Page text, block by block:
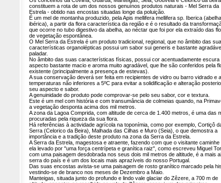
constituem a rota de um dos nossos genuínos produtos naturais - Mel Serra da
Estrela - obtido nas encostas situadas longe da poluição.
É um mel de montanha produzido, pela Apis mellifera mellifera sp. Iberica (abelha
ibérica), a partir da flora característica da região e é o resultado da
que ocorre no tubo digestivo da abelha, ao néctar que foi por ela extraído das
de vegetação espontânea.
O Mel Serra da Estrela é um produto tradicional, regional, que no âmbito das
características organolépticas possui um sabor sui generis e bastante
paladar.
No âmbito das suas características físicas, possui cor acentuadamente escura
aspecto bastante macio e aroma muito agradável, que lhe são conferidos pela
existente (principalmente a presença de estevas).
A sua conservação deverá ser feita em recipientes de vidro ou barro vidrado e a
temperaturas não inferiores a 5ºC para evitar a solidificação e alteração
seu aspecto e sabor.
A genuinidade do produto pode comprovar-se pelo seu sabor, cor e textura.
Este é um mel com história e com transumância de colmeias quando, na
a vegetação desponta acima dos mil metros.
A zona da Lagoa Comprida, com altitude de cerca de 1.400 metros, é uma das
procuradas pela riqueza da sua flora.
Há referências à actividade agrícola na toponímia, como por exemplo, Cortiçô
Serra (Celorico da Beira), Malhada das Cilhas e Muro (Seia), o que demostra a
importância e a tradição deste produto na zona da Serra da Estrela.
A Serra da Estrela, magestosa e atraente, fazendo com que o visitante caminhe
ela levado por "uma força centrípeta e granítica raiz", como escreveu Miguel
com uma paisagem desdobrada nos seus dois mil metros de altitude, é a mais
serra do país e é um dos locais mais aprazíveis do nosso Portugal.
Das suas encostas avista-se uma paisagem de rosto granítico marcado pela
vestindo-se de branco nos meses de Dezembro a Maio.
Manteigas, situada junto do profundo e lindo vale glaciar do Zêzere, a 700 m de